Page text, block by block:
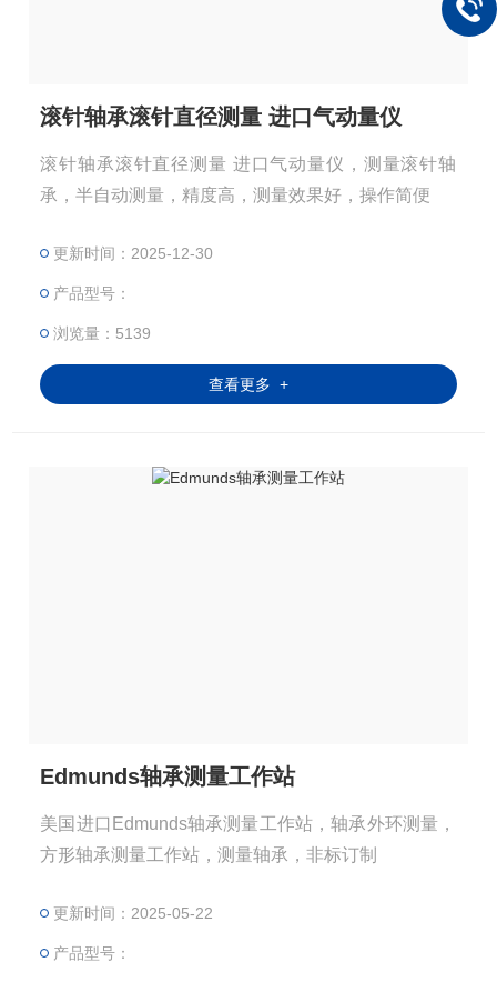
滚针轴承滚针直径测量 进口气动量仪
滚针轴承滚针直径测量 进口气动量仪，测量滚针轴
承，半自动测量，精度高，测量效果好，操作简便
更新时间：2025-12-30
产品型号：
浏览量：5139
查看更多 +
Edmunds轴承测量工作站
美国进口Edmunds轴承测量工作站，轴承外环测量，
方形轴承测量工作站，测量轴承，非标订制
更新时间：2025-05-22
产品型号：